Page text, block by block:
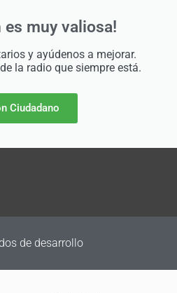
es muy valiosa!
y ayúdenos a mejorar.
la radio que siempre está.
Ciudadano
de desarrollo